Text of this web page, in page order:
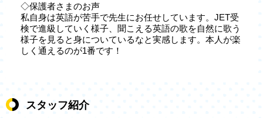
◇保護者さまのお声
私自身は英語が苦手で先生にお任せしています。JET受
検で進級していく様子、聞こえる英語の歌を自然に歌う
様子を見ると身についているなと実感します。本人が楽
しく通えるのが1番です！
スタッフ紹介